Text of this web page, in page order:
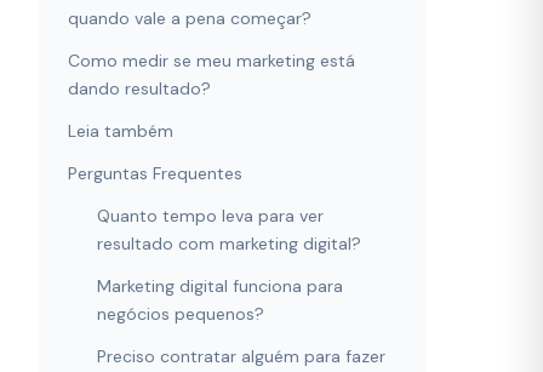
quando vale a pena começar?
Como medir se meu marketing está
dando resultado?
Leia também
Perguntas Frequentes
Quanto tempo leva para ver
resultado com marketing digital?
Marketing digital funciona para
negócios pequenos?
Preciso contratar alguém para fazer